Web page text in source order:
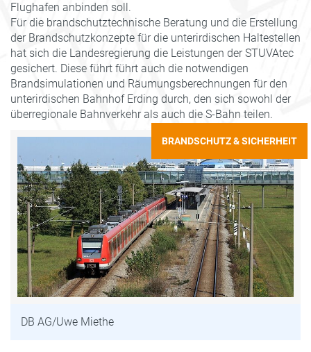
Flughafen anbinden soll.
Für die brandschutztechnische Beratung und die Erstellung
der Brandschutzkonzepte für die unterirdischen Haltestellen
hat sich die Landesregierung die Leistungen der STUVAtec
gesichert. Diese führt führt auch die notwendigen
Brandsimulationen und Räumungsberechnungen für den
unterirdischen Bahnhof Erding durch, den sich sowohl der
überregionale Bahnverkehr als auch die S-Bahn teilen.
BRANDSCHUTZ & SICHERHEIT
DB AG/Uwe Miethe